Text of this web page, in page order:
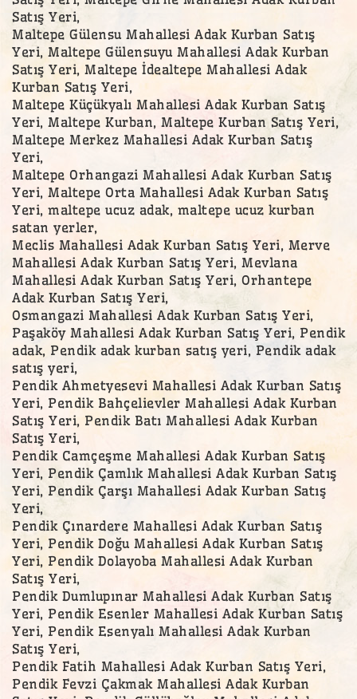
Satış Yeri,
Maltepe Gülensu Mahallesi Adak Kurban Satış
Yeri, Maltepe Gülensuyu Mahallesi Adak Kurban
Satış Yeri, Maltepe İdealtepe Mahallesi Adak
Kurban Satış Yeri,
Maltepe Küçükyalı Mahallesi Adak Kurban Satış
Yeri, Maltepe Kurban, Maltepe Kurban Satış Yeri,
Maltepe Merkez Mahallesi Adak Kurban Satış
Yeri,
Maltepe Orhangazi Mahallesi Adak Kurban Satış
Yeri, Maltepe Orta Mahallesi Adak Kurban Satış
Yeri, maltepe ucuz adak, maltepe ucuz kurban
satan yerler,
Meclis Mahallesi Adak Kurban Satış Yeri, Merve
Mahallesi Adak Kurban Satış Yeri, Mevlana
Mahallesi Adak Kurban Satış Yeri, Orhantepe
Adak Kurban Satış Yeri,
Osmangazi Mahallesi Adak Kurban Satış Yeri,
Paşaköy Mahallesi Adak Kurban Satış Yeri, Pendik
adak, Pendik adak kurban satış yeri, Pendik adak
satış yeri,
Pendik Ahmetyesevi Mahallesi Adak Kurban Satış
Yeri, Pendik Bahçelievler Mahallesi Adak Kurban
Satış Yeri, Pendik Batı Mahallesi Adak Kurban
Satış Yeri,
Pendik Camçeşme Mahallesi Adak Kurban Satış
Yeri, Pendik Çamlık Mahallesi Adak Kurban Satış
Yeri, Pendik Çarşı Mahallesi Adak Kurban Satış
Yeri,
Pendik Çınardere Mahallesi Adak Kurban Satış
Yeri, Pendik Doğu Mahallesi Adak Kurban Satış
Yeri, Pendik Dolayoba Mahallesi Adak Kurban
Satış Yeri,
Pendik Dumlupınar Mahallesi Adak Kurban Satış
Yeri, Pendik Esenler Mahallesi Adak Kurban Satış
Yeri, Pendik Esenyalı Mahallesi Adak Kurban
Satış Yeri,
Pendik Fatih Mahallesi Adak Kurban Satış Yeri,
Pendik Fevzi Çakmak Mahallesi Adak Kurban